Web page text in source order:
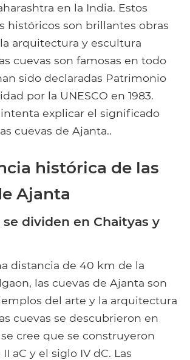
en la India. Estos
históricos son brillantes obras
arquitectura y escultura
cuevas son famosas en todo
sido declaradas Patrimonio
por la UNESCO en 1983.
explicar el significado
cuevas de Ajanta..
histórica de las
Ajanta
se dividen en Chaityas y
distancia de 40 km de la
las cuevas de Ajanta son
del arte y la arquitectura
cuevas se descubrieron en
se cree que se construyeron
aC y el siglo IV dC. Las